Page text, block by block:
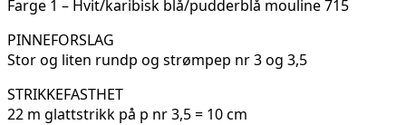
Farge 1 – Hvit/karibisk blå/pudderblå mouline 715
PINNEFORSLAG
Stor og liten rundp og strømpep nr 3 og 3,5
STRIKKEFASTHET
22 m glattstrikk på p nr 3,5 = 10 cm